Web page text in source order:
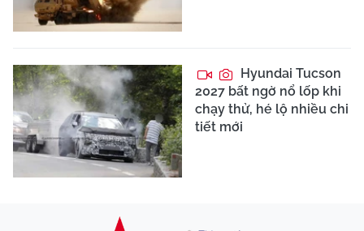
Hyundai Tucson
2027 bất ngờ nổ lốp khi
chạy thử, hé lộ nhiều chi
tiết mới